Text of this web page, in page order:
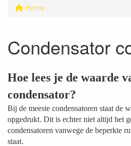
Home
Condensator
Hoe lees je de waarde
condensator?
Bij de meeste condensatoren staat de
opgedrukt. Dit is echter niet altijd het
condensatoren vanwege de beperkte
staat.